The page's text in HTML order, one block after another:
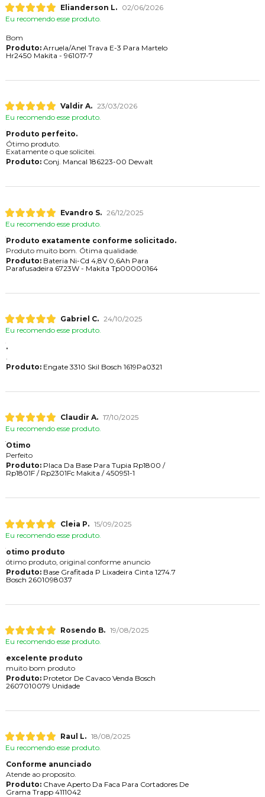
Elianderson L.
02/06/2026
Eu recomendo esse produto.
Bom
Produto:Arruela/Anel Trava E-3 Para Martelo
Hr2450 Makita - 961017-7
Valdir A. 23/03/2026
Eu recomendo esse produto.
Produto perfeito.
Ótimo produto.
Exatamente o que solicitei.
Produto:Conj. Mancal 186223-00 Dewalt
Evandro S. 26/12/2025
Eu recomendo esse produto.
Produto exatamente conforme solicitado.
Produto muito bom. Ótima qualidade.
Produto:Bateria Ni-Cd 4,8V 0,6Ah Para
Parafusadeira 6723W - Makita Tp00000164
Gabriel C. 24/10/2025
Eu recomendo esse produto.
.
.
Produto:Engate 3310 Skil Bosch 1619Pa0321
Claudir A. 17/10/2025
Eu recomendo esse produto.
Otimo
Perfeito
Produto:Placa Da Base Para Tupia Rp1800 /
Rp1801F / Rp2301Fc Makita / 450951-1
Cleia P. 15/09/2025
Eu recomendo esse produto.
otimo produto
ótimo produto, original conforme anuncio
Produto:Base Grafitada P Lixadeira Cinta 1274.7
Bosch 2601098037
Rosendo B. 19/08/2025
Eu recomendo esse produto.
excelente produto
muito bom produto
Produto:Protetor De Cavaco Venda Bosch
2607010079 Unidade
Raul L. 18/08/2025
Eu recomendo esse produto.
Conforme anunciado
Atende ao proposito.
Produto:Chave Aperto Da Faca Para Cortadores De
Grama Trapp 4111042